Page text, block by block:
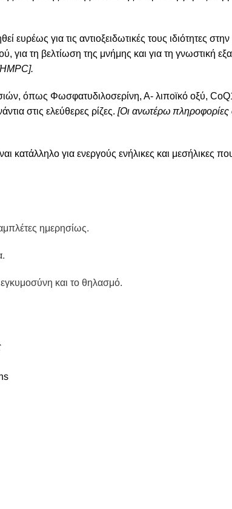
ευρέως για τις αντιοξειδωτικές τους ιδιότητες
για τη βελτίωση της μνήμης και για τη γνωστική
όπως Φωσφατυδιλοσερίνη, Α- λιποϊκό οξύ,
στις ελεύθερες ρίζες. [Οι ανωτέρω πληροφορίες
κατάλληλο για ενεργούς ενήλικες και μεσήλικες
ημερησίως.
και το θηλασμό.